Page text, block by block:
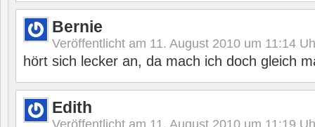
Bernie
Veröffentlicht am 11. August 2010 um 11:14
hört sich lecker an, da mach ich doch gleich
Edith
Veröffentlicht am 11. August 2010 um 11:19